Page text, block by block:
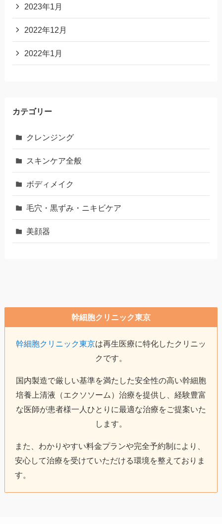
2023年1月
2022年12月
2022年1月
カテゴリー
クレンジング
スキンケア全般
ボディメイク
毛穴・黒ずみ・ニキビケア
美顔器
幹細胞クリニック東京
幹細胞クリニック東京は再生医療に特化したクリニッ
クです。
国内製造で厳しい基準を満たした安全性の高い幹細胞
培養上清液（エクソソーム）治療を提供し、経験豊富
な医師が患者様一人ひとりに最適な治療をご提案いた
します。
また、わかりやすい料金プランや完全予約制により、
安心して治療を受けていただける環境を整えておりま
す。